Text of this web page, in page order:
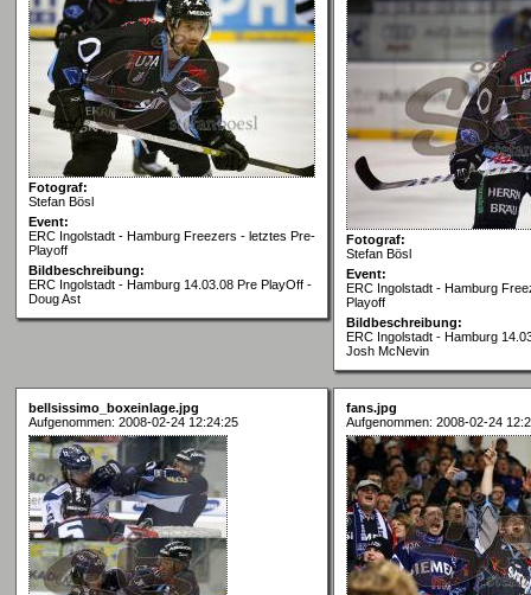
Fotograf:
Stefan Bösl
Event:
ERC Ingolstadt - Hamburg Freezers - letztes Pre-
Playoff
Bildbeschreibung:
ERC Ingolstadt - Hamburg 14.03.08 Pre PlayOff -
Doug Ast
Fotograf:
Stefan Bösl
Event:
ERC Ingolstadt - Hamburg
Playoff
Bildbeschreibung:
ERC Ingolstadt - Hamburg
Josh McNevin
bellsissimo_boxeinlage.jpg
Aufgenommen: 2008-02-24 12:24:25
fans.jpg
Aufgenommen: 2008-02-24